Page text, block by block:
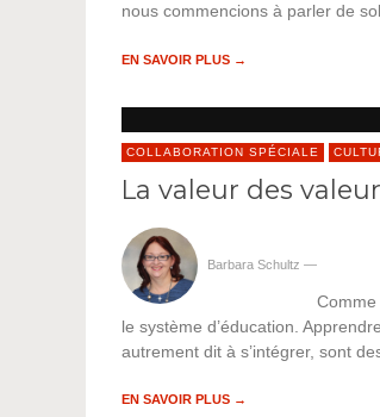
nous commencions à parler de
EN SAVOIR PLUS →
COLLABORATION SPÉCIALE
La valeur des
Barbara Schultz —
le système d’éducation.
autrement dit à s’intégrer, sont
EN SAVOIR PLUS →